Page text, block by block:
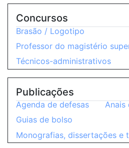
Concursos
Brasão / Logotipo
Professor do magistério
Técnicos-administrativos
Publicações
Agenda de defesas
Anais
Guias de bolso
Monografias, dissertações e